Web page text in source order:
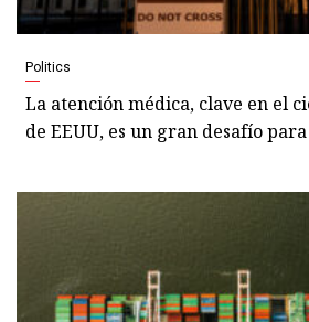
Politics
La atención médica, clave en el
de EEUU, es un gran desafío